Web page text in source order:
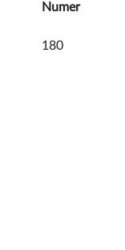
Numer
180